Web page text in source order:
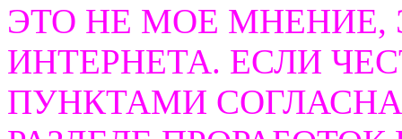
ЭТО НЕ МОЕ МНЕНИЕ,
ИНТЕРНЕТА. ЕСЛИ
ПУНКТАМИ